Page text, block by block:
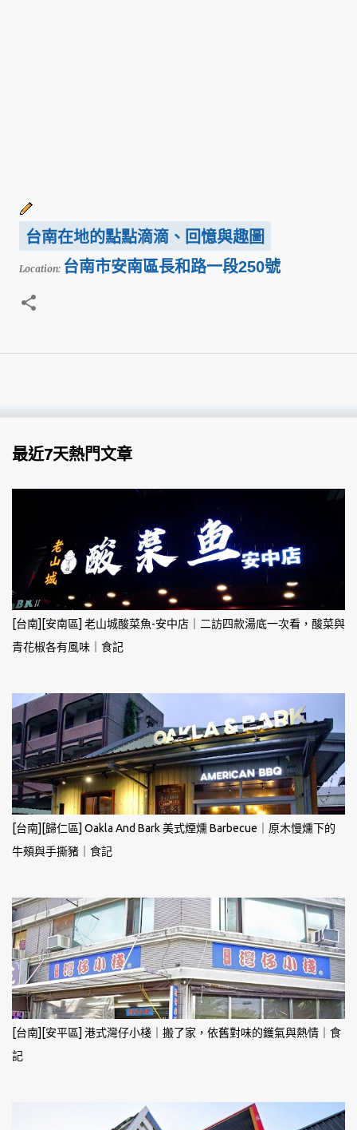
台南在地的點點滴滴、回憶與趣圖
Location: 台南市安南區長和路一段250號
最近7天熱門文章
[台南][安南區] 老山城酸菜魚-安中店｜二訪四款湯底一次看，酸菜與
青花椒各有風味｜食記
[台南][歸仁區] Oakla And Bark 美式煙燻 Barbecue｜原木慢燻下的
牛頰與手撕豬｜食記
[台南][安平區] 港式灣仔小棧｜搬了家，依舊對味的鑊氣與熱情｜食
記